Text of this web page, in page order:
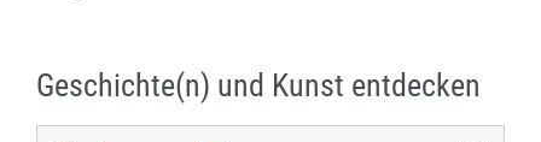
Geschichte(n) und Kunst entdecken